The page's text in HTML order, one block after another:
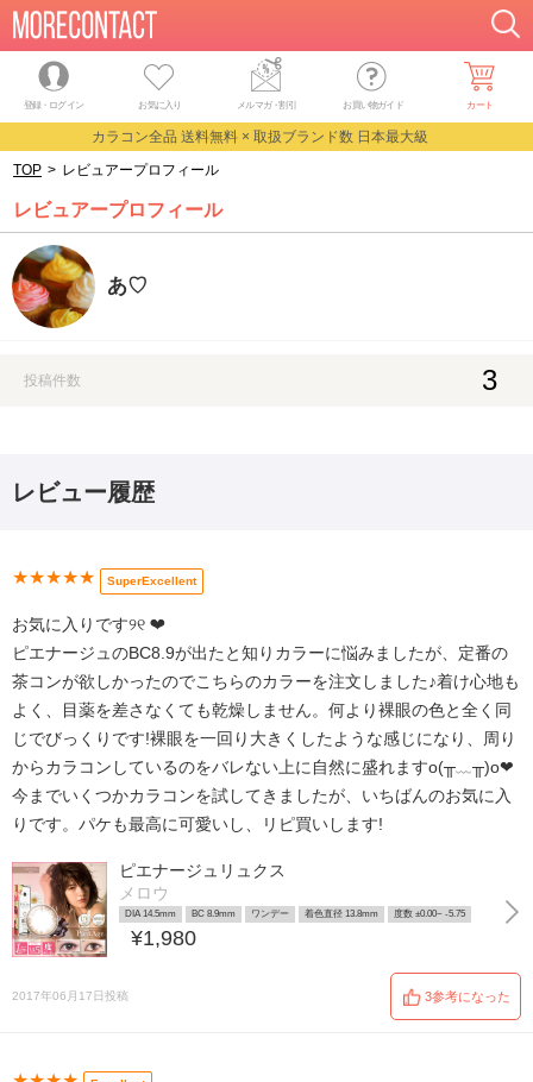
登録・ログイン お気に入り メルマガ・割引 お買い物ガイド カート
カラコン全品 送料無料 × 取扱ブランド数 日本最大級
TOP > レビュアープロフィール
レビュアープロフィール
あ♡
投稿件数 3
レビュー履歴
★★★★★ SuperExcellent
お気に入りです୨୧ ❤︎
ピエナージュのBC8.9が出たと知りカラーに悩みましたが、定番の
茶コンが欲しかったのでこちらのカラーを注文しました♪着け心地も
よく、目薬を差さなくても乾燥しません。何より裸眼の色と全く同
じでびっくりです!裸眼を一回り大きくしたような感じになり、周り
からカラコンしているのをバレない上に自然に盛れますo(╥﹏╥)o❤︎
今までいくつかカラコンを試してきましたが、いちばんのお気に入
りです。パケも最高に可愛いし、リピ買いします!
ピエナージュリュクス
メロウ
DIA 14.5mm BC 8.9mm ワンデー 着色直径 13.8mm 度数 ±0.00~ -5.75
¥1,980
2017年06月17日投稿 3参考になった